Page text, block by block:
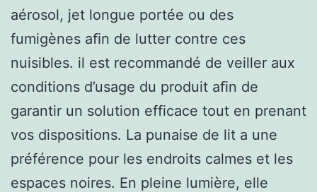
aérosol, jet longue portée ou des
fumigènes aﬁn de lutter contre ces
nuisibles. il est recommandé de veiller aux
conditions d’usage du produit aﬁn de
garantir un solution efficace tout en prenant
vos dispositions. La punaise de lit a une
préférence pour les endroits calmes et les
espaces noires. En pleine lumière, elle